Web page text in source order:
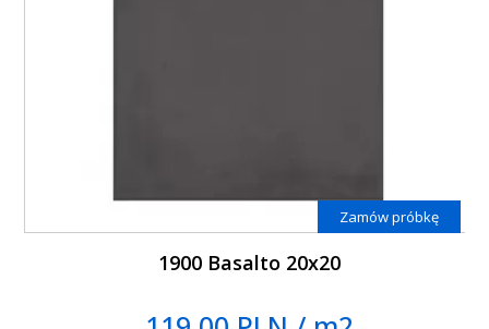
Zamów próbkę
1900 Basalto 20x20